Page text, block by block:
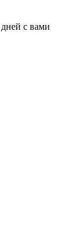
с вами